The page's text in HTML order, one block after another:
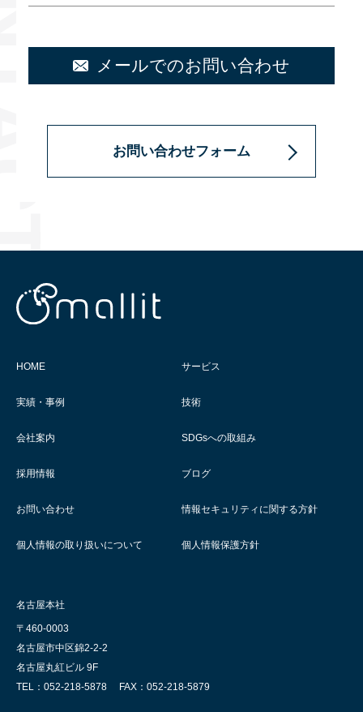
メールでのお問い合わせ
お問い合わせフォーム
HOME サービス
実績・事例 技術
会社案内 SDGsへの取組み
採用情報 ブログ
お問い合わせ 情報セキュリティに関する方針
個人情報の取り扱いについて 個人情報保護方針
名古屋本社
〒460-0003
名古屋市中区錦2-2-2
名古屋丸紅ビル 9F
TEL：052-218-5878
FAX：052-218-5879